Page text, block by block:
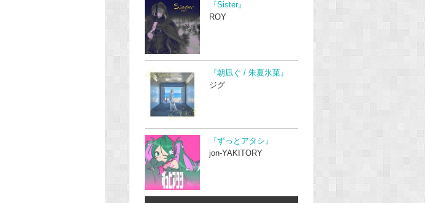
『Sister』
ROY
『朝凪ぐ / 朱夏氷菓』
ジグ
『ずっとアタシ』
jon-YAKITORY